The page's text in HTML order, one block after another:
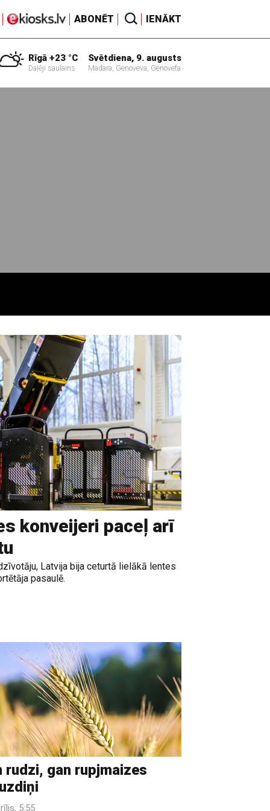
ABONĒT IENĀKT
Rīgā +23 °C
Daļēji saulains
Svētdiena, 9. augusts
Madara, Genoveva, Genovefa
konveijeri paceļ arī
Latvija bija ceturtā lielākā lentes
pasaulē.
rudzi, gan rupjmaizes
5:55